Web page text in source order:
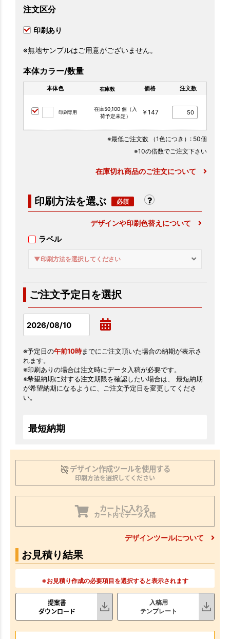
注文区分
印刷あり
※無地サンプルはご用意がございません。
本体カラー/数量
本体色 在庫数 価格 注文数
印刷専用
在庫50,100 個（入
荷予定未定）
￥147
※最低ご注文数 （1色につき） : 50個
※10の倍数でご注文下さい
在庫切れ商品のご注文について
印刷方法を選ぶ
デザインや印刷色替えについて
ラベル
▼印刷方法を選択してください
ご注文予定日を選択
※予定日の午前10時までにご注文頂いた場合の納期が表示さ
れます。
※印刷ありの場合は注文時にデータ入稿が必要です。
※希望納期に対する注文期限を確認したい場合は、 最短納期
が希望納期になるように、ご注文予定日を変更してくださ
い。
最短納期
デザイン作成ツールを使用する
印刷方法を選択してください
カートに入れる
カート内でデータ入稿
デザインツールについて
お見積り結果
※お見積り作成の必要項目を選択すると表示されます
提案書
ダウンロード
入稿用
テンプレート